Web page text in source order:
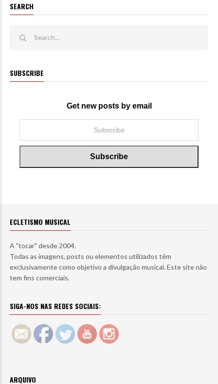
SEARCH
SUBSCRIBE
Get new posts by email
ECLETISMO MUSICAL
A "tocar" desde 2004.
Todas as imagens, posts ou elementos utilizados têm
exclusivamente como objetivo a divulgação musical. Este site não
tem fins comerciais.
SIGA-NOS NAS REDES SOCIAIS:
ARQUIVO